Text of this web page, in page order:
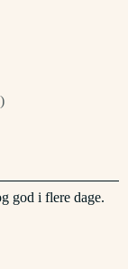
god i flere dage.